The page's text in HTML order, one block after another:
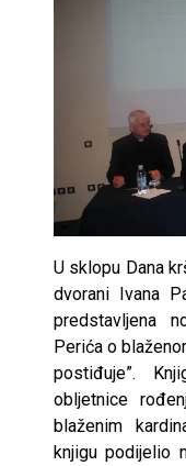
U sklopu Dana
dvorani Ivana
predstavljena
Perića o
postiđuje”.
obljetnice
blaženim
knjigu podijelio